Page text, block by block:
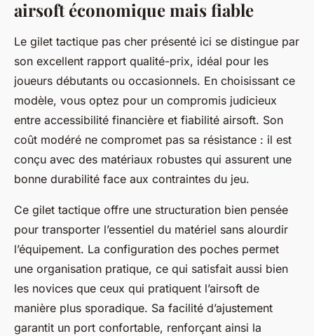
airsoft économique mais fiable
Le gilet tactique pas cher présenté ici se distingue par
son excellent rapport qualité-prix, idéal pour les
joueurs débutants ou occasionnels. En choisissant ce
modèle, vous optez pour un compromis judicieux
entre accessibilité financière et fiabilité airsoft. Son
coût modéré ne compromet pas sa résistance : il est
conçu avec des matériaux robustes qui assurent une
bonne durabilité face aux contraintes du jeu.
Ce gilet tactique offre une structuration bien pensée
pour transporter l’essentiel du matériel sans alourdir
l’équipement. La configuration des poches permet
une organisation pratique, ce qui satisfait aussi bien
les novices que ceux qui pratiquent l’airsoft de
manière plus sporadique. Sa facilité d’ajustement
garantit un port confortable, renforçant ainsi la